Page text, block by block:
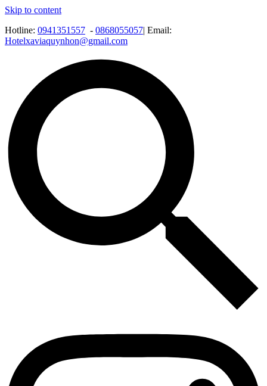
Skip to content
Hotline: 0941351557 - 0868055057| Email:
Hotelxaviaquynhon@gmail.com